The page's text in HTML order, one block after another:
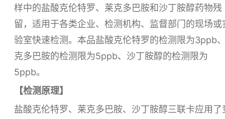
样中的盐酸克伦特罗、莱克多巴胺和沙丁胺醇药物残
留，适用于各类企业、检测机构、监督部门的现场或
验室快速检测。本品盐酸克伦特罗的检测限为3ppb
克多巴胺的检测限为5ppb、沙丁胺醇的检测限为
5ppb。
【检测原理】
盐酸克伦特罗、莱克多巴胺、沙丁胺醇三联卡应用了